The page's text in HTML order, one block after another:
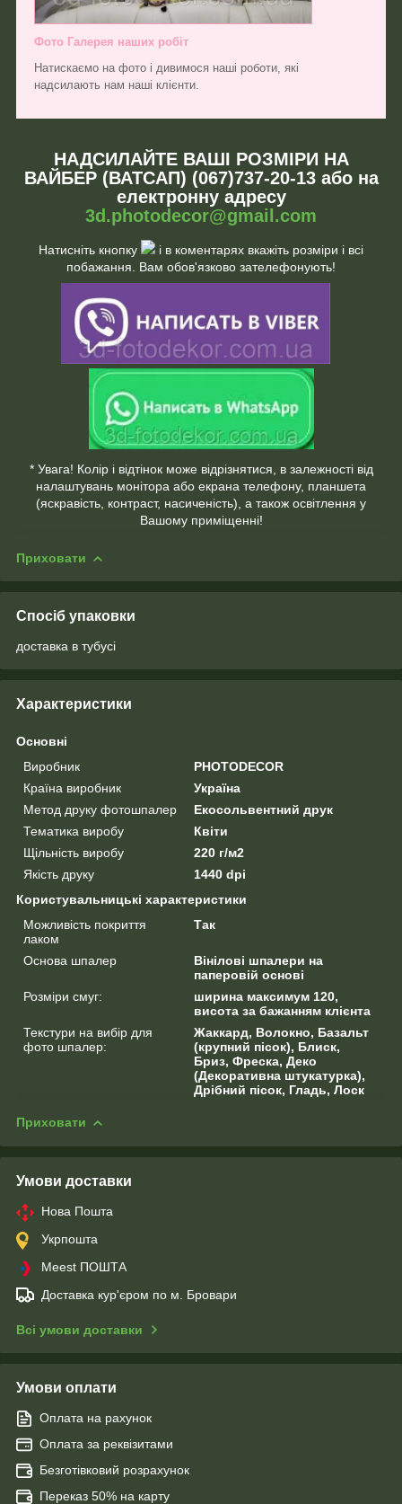
Фото Галерея наших робіт
Натискаємо на фото і дивимося наші роботи, які
надсилають нам наші клієнти.
НАДСИЛАЙТЕ ВАШІ РОЗМІРИ НА
ВАЙБЕР (ВАТСАП) (067)737-20-13 або на
електронну адресу
3d.photodecor@gmail.com
Натисніть кнопку
і в коментарях вкажіть розміри і всі
побажання. Вам обов'язково зателефонують!
* Увага! Колір і відтінок може відрізнятися, в залежності від
налаштувань монітора або екрана телефону, планшета
(яскравість, контраст, насиченість), а також освітлення у
Вашому приміщенні!
Приховати
Спосіб упаковки
доставка в тубусі
Характеристики
Основні
Виробник
PHOTODECOR
Країна виробник
Україна
Метод друку фотошпалер
Екосольвентний друк
Тематика виробу
Квіти
Щільність виробу
220 г/м2
Якість друку
1440 dpi
Користувальницькі характеристики
Можливість покриття
лаком
Так
Основа шпалер
Вінілові шпалери на
паперовій основі
Розміри смуг:
ширина максимум 120,
висота за бажанням клієнта
Текстури на вибір для
фото шпалер:
Жаккард, Волокно, Базальт
(крупний пісок), Блиск,
Бриз, Фреска, Деко
(Декоративна штукатурка),
Дрібний пісок, Гладь, Лоск
Приховати
Умови доставки
Нова Пошта
Укрпошта
Meest ПОШТА
Доставка кур'єром по м. Бровари
Всі умови доставки
Умови оплати
Оплата на рахунок
Оплата за реквізитами
Безготівковий розрахунок
Переказ 50% на карту